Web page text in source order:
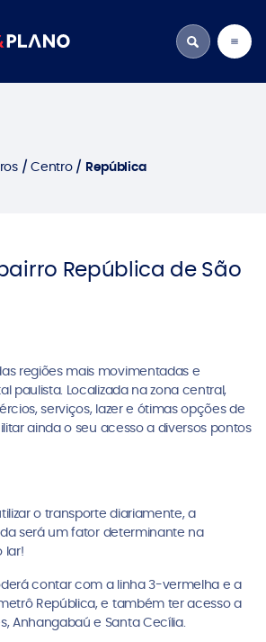
Centro República
República de São
regiões mais movimentadas e
paulista. Localizada na zona central,
serviços, lazer e ótimas opções de
ainda o seu acesso a diversos pontos
o transporte diariamente, a
será um fator determinante na
lar!
contar com a linha 3-vermelha e a
República, e também ter acesso a
Anhangabaú e Santa Cecília.